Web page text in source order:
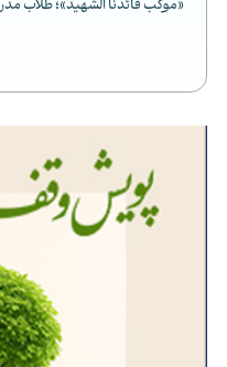
«موکب قائدنا الشهید»؛